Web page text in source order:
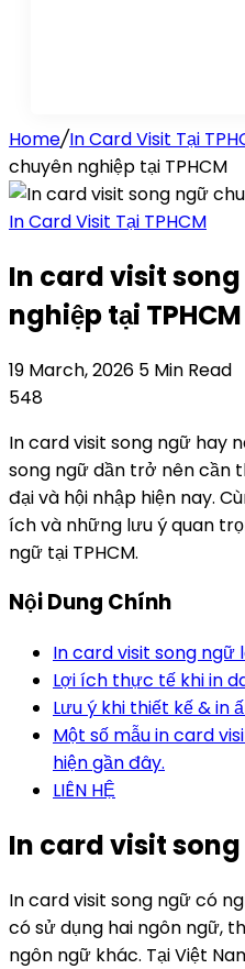
Home/In Card Visit Tại
chuyên nghiệp tại TPHCM
In Card Visit Tại TPHCM
In card visit
nghiệp tại TPHCM
19 March, 2026 5 Min Read
548
In card visit song ngữ hay
song ngữ dần trở nên cần
đại và hội nhập hiện nay.
ích và những lưu ý quan
ngữ tại TPHCM.
Nội Dung Chính
In card visit song ngữ
Lợi ích thực tế khi in
Lưu ý khi thiết kế & in
Một số mẫu in card
hiện gần đây.
LIÊN HỆ
In card visit
In card visit song ngữ có
có sử dụng hai ngôn ngữ,
ngôn ngữ khác. Tại Việt